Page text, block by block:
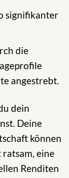
signifikanter
die
angestrebt.
dein
Deine
können
eine
Renditen